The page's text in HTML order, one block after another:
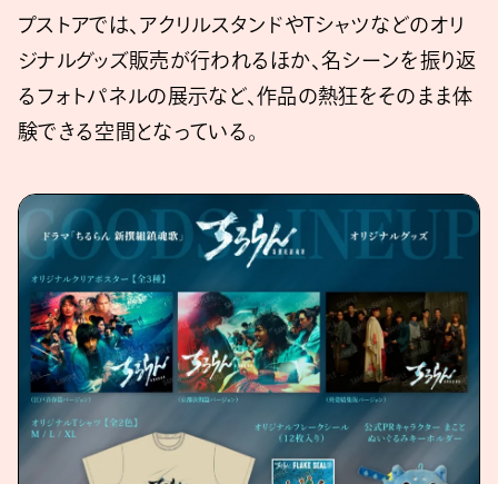
プストアでは、アクリルスタンドやTシャツなどのオリ
ジナルグッズ販売が行われるほか、名シーンを振り返
るフォトパネルの展示など、作品の熱狂をそのまま体
験できる空間となっている。